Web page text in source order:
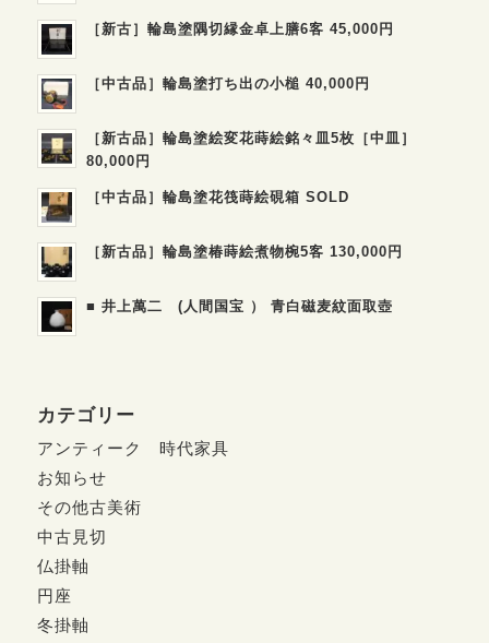
［新古］輪島塗隅切縁金卓上膳6客 45,000円
［中古品］輪島塗打ち出の小槌 40,000円
［新古品］輪島塗絵変花蒔絵銘々皿5枚［中皿］
80,000円
［中古品］輪島塗花筏蒔絵硯箱 SOLD
［新古品］輪島塗椿蒔絵煮物椀5客 130,000円
■ 井上萬二 (人間国宝 ） 青白磁麦紋面取壺
カテゴリー
アンティーク 時代家具
お知らせ
その他古美術
中古見切
仏掛軸
円座
冬掛軸